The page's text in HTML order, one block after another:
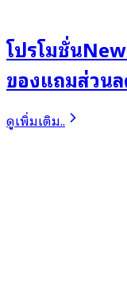
โปรโมชั่น
ของแถมส่วน
ดูเพิ่มเติม..